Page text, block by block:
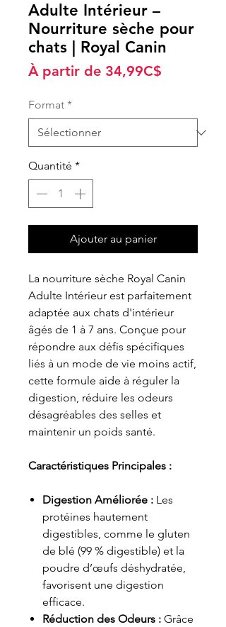
Adulte Intérieur –
Nourriture sèche pour
chats | Royal Canin
À partir de 34,99C$
Format *
Quantité *
Ajouter au panier
La nourriture sèche Royal Canin
Adulte Intérieur est parfaitement
adaptée aux chats d'intérieur
âgés de 1 à 7 ans. Conçue pour
répondre aux défis spécifiques
liés à un mode de vie moins actif,
cette formule aide à réguler la
digestion, réduire les odeurs
désagréables des selles et
maintenir un poids santé.
Caractéristiques Principales :
Digestion Améliorée : Les
protéines hautement
digestibles, comme le gluten
de blé (99 % digestible) et la
poudre d’œufs déshydratée,
favorisent une digestion
efficace.
Réduction des Odeurs : Grâce